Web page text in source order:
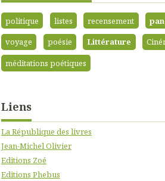
politique listes recensement
voyage
poésie Littérature
méditations poétiques
Liens
La République des livres
Jean-Michel Olivier
Editions Zoé
Editions Phebus